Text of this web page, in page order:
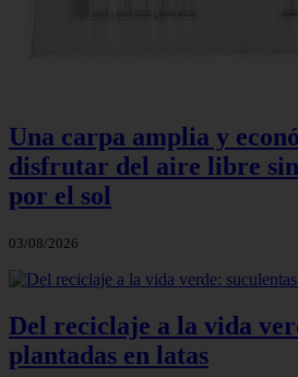
Una carpa amplia y
disfrutar del aire libre
por el sol
03/08/2026
Del reciclaje a la vida
plantadas en latas